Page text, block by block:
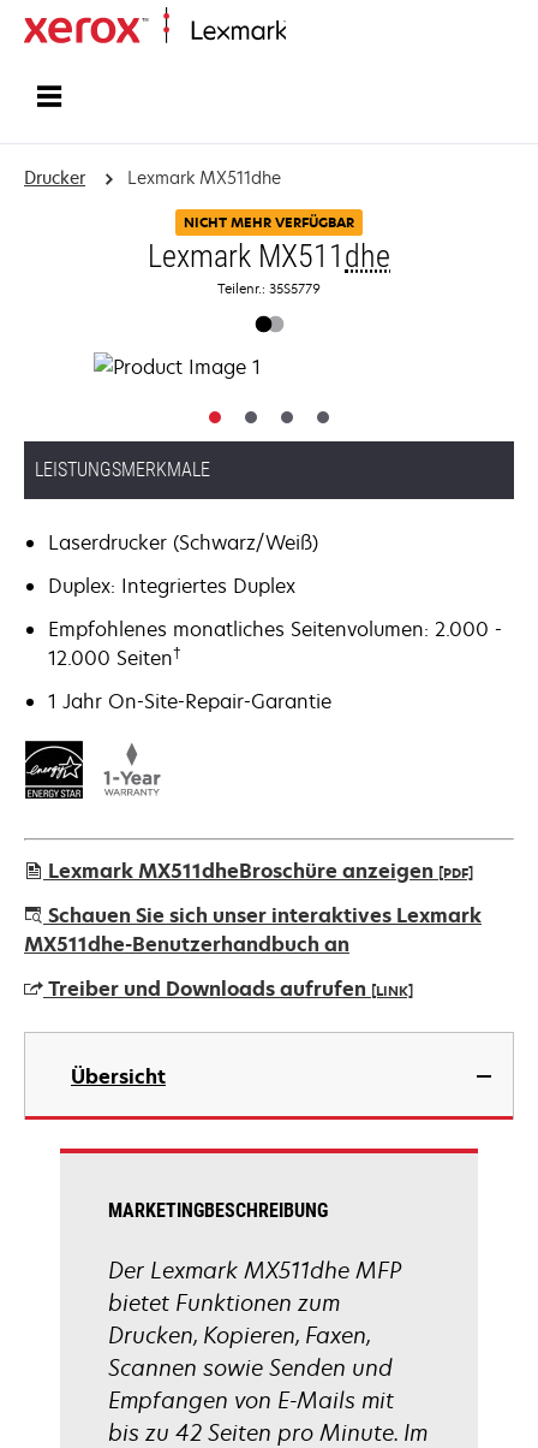
Drucker Lexmark MX511dhe
NICHT MEHR VERFÜGBAR
Lexmark MX511 dhe
Teilenr.: 35S5779
LEISTUNGSMERKMALE
Laserdrucker (Schwarz/Weiß)
Duplex: Integriertes Duplex
Empfohlenes monatliches Seitenvolumen: 2.000 -
12.000 Seiten†
1 Jahr On-Site-Repair-Garantie
Lexmark MX511dheBroschüre anzeigen [PDF]
wird
in
neuen
Registerkarte
Schauen Sie sich unser interaktives Lexmark
MX511dhe-Benutzerhandbuch an
Treiber und Downloads aufrufen [LINK]
wird
einer
neuen
Registerkarte
Übersicht
MARKETINGBESCHREIBUNG
Der Lexmark MX511dhe MFP
bietet Funktionen zum
Drucken, Kopieren, Faxen,
Scannen sowie Senden und
Empfangen von E-Mails mit
bis zu 42 Seiten pro Minute. Im